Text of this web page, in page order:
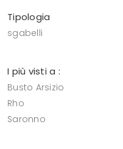
Tipologia
sgabelli
I più visti a :
Busto Arsizio
Rho
Saronno